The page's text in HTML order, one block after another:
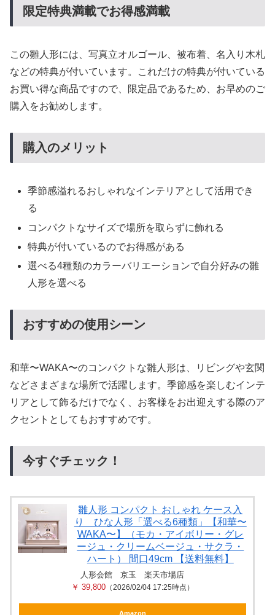
限定特典満載でお得感満載
この雛人形には、写真立オルゴール、被布着、名入り木札
などの特典が付いています。これだけの特典が付いている
お買い得な商品ですので、限定品であるため、お早めのご
購入をお勧めします。
購入のメリット
季節感溢れるおしゃれなインテリアとして活用でき
る
コンパクトなサイズで場所を取らずに飾れる
特典が付いているのでお得感がある
選べる4種類のカラーバリエーションで自分好みの雛
人形を選べる
おすすめの使用シーン
和華〜WAKA〜のコンパクトな雛人形は、リビングや玄関
などさまざまな場所で活躍します。季節感を楽しむインテ
リアとして飾るだけでなく、お客様をお出迎えする際のア
クセントとしてもおすすめです。
今すぐチェック！
雛人形 コンパクト おしゃれ ケース入
り ひな人形「選べる6種類」【和華〜
WAKA〜】（モカ・アイボリー・グレ
ージュ・クリームベージュ・サクラ・
ハート） 間口49cm 【送料無料】
人形会館 京玉 楽天市場店
￥ 39,800（2026/02/04 17:25時点）
Amazon